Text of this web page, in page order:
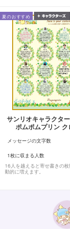
夏のおすすめ
サンリオキャラクタ
ポムポムプリン ク
メッセージの文字数
1枚に収まる人数
16人を越えると寄せ書きの
動的に増えます。